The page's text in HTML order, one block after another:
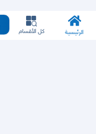
الرئيسية كل الأقسام